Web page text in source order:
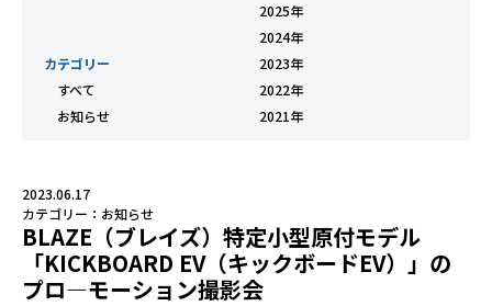
カテゴリー
すべて
お知らせ
2025年
2024年
2023年
2022年
2021年
2023.06.17
カテゴリー： お知らせ
BLAZE（ブレイズ）特定小型原付モデル
「KICKBOARD EV（キックボードEV）」の
プロ―モーション撮影会